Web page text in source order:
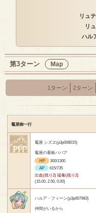
リュ
リ
ハル
第3ターン Map
1ターン 2ターン
竈屋御一行
竈屋 シズヱ(p3p008015)
竈屋の看板ババア
HP
300/1300
AP
615/735
出血(残り2) 猛毒(残り2)
(15.00, 2.50, 0.00)
ハルア・フィーン(p3p007983)
仲間がいるから